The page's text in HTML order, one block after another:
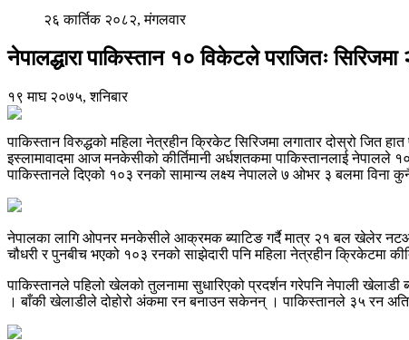
२६ कार्तिक २०८२, मंगलवार
नेपालद्धारा पाकिस्तान १० विकेटले पराजितः
१९ माघ २०७५, शनिबार
पाकिस्तान विरुद्धको महिला नेत्रहीन क्रिकेट सिरिजमा लगातार दोस्रो जित
इस्लामावादमा आज मनकेसीको कीर्तिमानी अर्धशतकमा पाकिस्तानलाई नेपालले
पाकिस्तानले दिएको १०३ रनको सामान्य लक्ष्य नेपालले ७ ओभर ३ बलमा विना कुनै
नेपालका लागि ओपनर मनकेसीले आक्रमक ब्याटिङ गर्दै मात्र २१ बल खेलेर
चौधरी र पुनबीच भएको १०३ रनको साझेदारी पनि महिला नेत्रहीन क्रिकेटमा
पाकिस्तानले पहिलो खेलको तुलनामा सुधारिएको प्रदर्शन गरेपनि नेपाली
। बाँकी खेलाडीले दोहोरो अंकमा रन बनाउन सकेनन् । पाकिस्तानले ३५ रन